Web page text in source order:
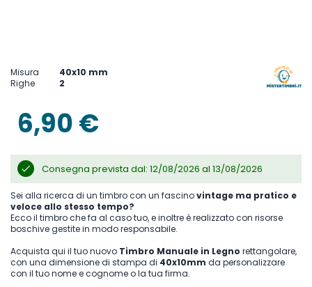
galleria
di
Misura
40x10 mm
Righe
2
6,90 €
Consegna prevista dal: 12/08/2026 al 13/08/2026
Sei alla ricerca di un timbro con un fascinovintage ma pratico e
veloce allo stesso tempo?
Ecco il timbro che fa al caso tuo, e inoltre è realizzato con risorse
boschive gestite in modo responsabile.
Acquista qui il tuo nuovo Timbro Manuale in Legno rettangolare,
con una dimensione di stampa di 40x10mm da personalizzare
con il tuo nome e cognome o la tua firma.